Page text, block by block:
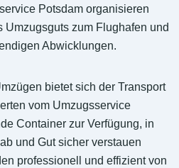
Potsdam organisieren
Umzugsguts zum Flughafen und
Abwicklungen.
bietet sich der Transport
vom Umzugsservice
Container zur Verfügung, in
und Gut sicher verstauen
professionell und effizient von